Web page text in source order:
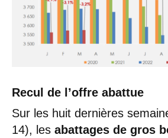
Recul de l’offre abattue
Sur les huit dernières
14), les abattages de gros